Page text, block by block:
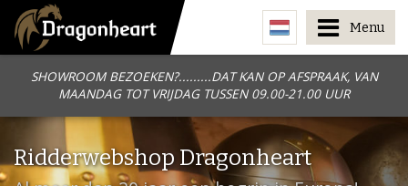
SHOWROOM BEZOEKEN?.........DAT KAN OP AFSPRAAK, VAN
MAANDAG TOT VRIJDAG TUSSEN 09.00-21.00 UUR
Menu
Ridderwebshop Dragonheart